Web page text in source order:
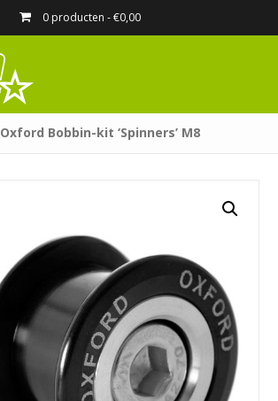
0 producten -€0,00
Oxford Bobbin-kit ‘Spinners’ M8